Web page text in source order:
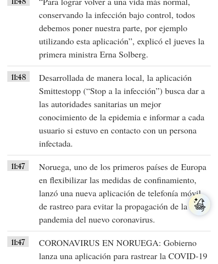
conservando la infección bajo control, todos
debemos poner nuestra parte, por ejemplo
utilizando esta aplicación”, explicó el jueves la
primera ministra Erna Solberg.
11:48
Desarrollada de manera local, la aplicación
Smittestopp (“Stop a la infección”) busca dar a
las autoridades sanitarias un mejor
conocimiento de la epidemia e informar a cada
usuario si estuvo en contacto con un persona
infectada.
11:47
Noruega, uno de los primeros países de Europa
en flexibilizar las medidas de confinamiento,
lanzó una nueva aplicación de telefonía móvil
de rastreo para evitar la propagación de la
pandemia del nuevo coronavirus.
11:47
CORONAVIRUS EN NORUEGA: Gobierno
lanza una aplicación para rastrear la COVID-19